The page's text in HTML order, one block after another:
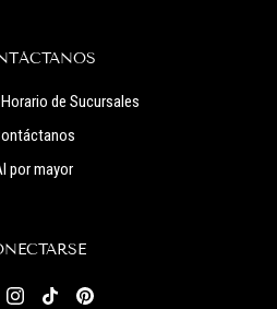
de Sucursales
por mayor